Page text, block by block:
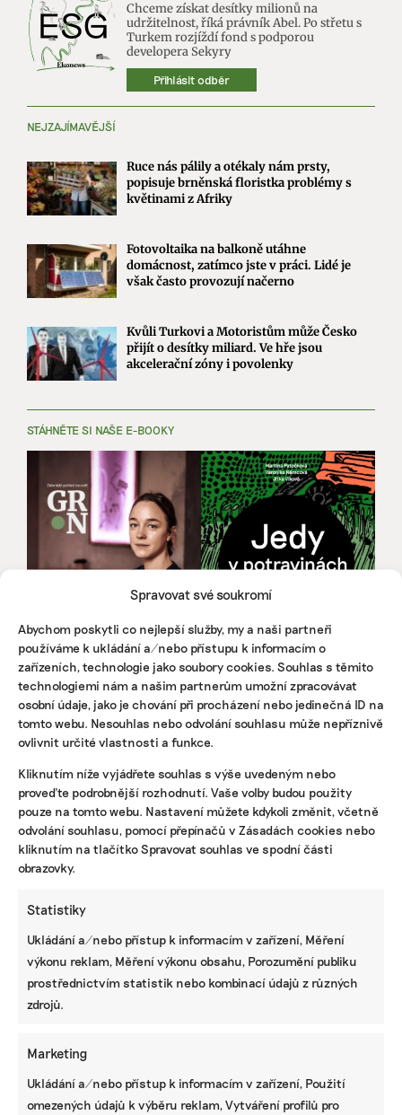
Spravovat své soukromí
Abychom poskytli co nejlepší služby, my a naši partneři
používáme k ukládání a/nebo přístupu k informacím o
zařízeních, technologie jako soubory cookies. Souhlas s těmito
technologiemi nám a našim partnerům umožní zpracovávat
osobní údaje, jako je chování při procházení nebo jedinečná ID na
tomto webu. Nesouhlas nebo odvolání souhlasu může nepříznivě
ovlivnit určité vlastnosti a funkce.
Kliknutím níže vyjádřete souhlas s výše uvedeným nebo
proveďte podrobnější rozhodnutí. Vaše volby budou použity
pouze na tomto webu. Nastavení můžete kdykoli změnit, včetně
odvolání souhlasu, pomocí přepínačů v Zásadách cookies nebo
kliknutím na tlačítko Spravovat souhlas ve spodní části
obrazovky.
Statistiky
Ukládání a/nebo přístup k informacím v zařízení, Měření
výkonu reklam, Měření výkonu obsahu, Porozumění publiku
prostřednictvím statistik nebo kombinací údajů z různých
zdrojů.
Marketing
Ukládání a/nebo přístup k informacím v zařízení, Použití
omezených údajů k výběru reklam, Vytváření profilů pro
Chceme získat desítky milionů na
udržitelnost, říká právník Abel. Po střetu s
Turkem rozjíždí fond s podporou
developera Sekyry
Přihlásit odběr
NEJZAJÍMAVĚJŠÍ
Ruce nás pálily a otékaly nám prsty,
popisuje brněnská floristka problémy s
květinami z Afriky
Fotovoltaika na balkoně utáhne
domácnost, zatímco jste v práci. Lidé je
však často provozují načerno
Kvůli Turkovi a Motoristům může Česko
přijít o desítky miliard. Ve hře jsou
akcelerační zóny i povolenky
STÁHNĚTE SI NAŠE E-BOOKY
KOMERČNÍ SDĚLENÍ
Festival Týká se to také tebe v Uherském
Hradišti startuje tento týden
BRANDNEWS
její hodnotu, říká expertka
ZJEDNODUŠTE SI ŽIVOT S ESG